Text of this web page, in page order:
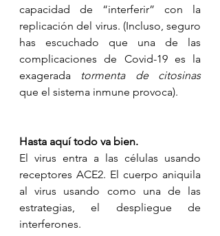
capacidad de “interferir” con la
replicación del virus. (Incluso, seguro
has escuchado que una de las
complicaciones de Covid-19 es la
exagerada tormenta de citosinas
que el sistema inmune provoca).
Hasta aquí todo va bien.
El virus entra a las células usando
receptores ACE2. El cuerpo aniquila
al virus usando como una de las
estrategias, el despliegue de
interferones.